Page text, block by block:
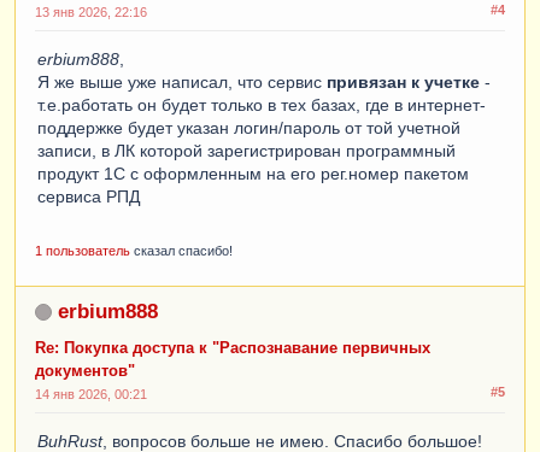
#4
13 янв 2026, 22:16
erbium888
Я же выше уже написал, что сервис привязан к учетке -
т.е.работать он будет только в тех базах, где в интернет-
поддержке будет указан логин/пароль от той учетной
записи, в ЛК которой зарегистрирован программный
продукт 1С с оформленным на его рег.номер пакетом
сервиса РПД
1 пользователь сказал спасибо!
erbium888
Re: Покупка доступа к "Распознавание первичных
документов"
#5
14 янв 2026, 00:21
BuhRust, вопросов больше не имею. Спасибо большое!